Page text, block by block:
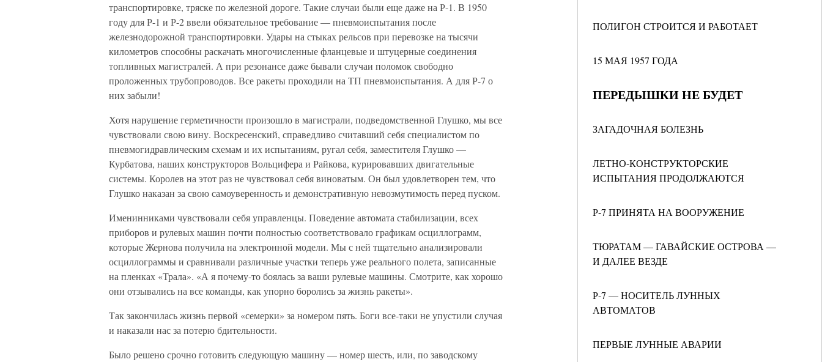
ПОЛИГОН СТРОИТСЯ И РАБОТАЕТ
15 МАЯ 1957 ГОДА
ПЕРЕДЫШКИ НЕ БУДЕТ
ЗАГАДОЧНАЯ БОЛЕЗНЬ
ЛЕТНО-КОНСТРУКТОРСКИЕ
ИСПЫТАНИЯ ПРОДОЛЖАЮТСЯ
Р-7 ПРИНЯТА НА ВООРУЖЕНИЕ
ТЮРАТАМ — ГАВАЙСКИЕ ОСТРОВА —
И ДАЛЕЕ ВЕЗДЕ
Р-7 — НОСИТЕЛЬ ЛУННЫХ
АВТОМАТОВ
ПЕРВЫЕ ЛУННЫЕ АВАРИИ
транспортировке, тряске по железной дороге. Такие случаи были еще даже на Р-1. В 1950
году для Р-1 и Р-2 ввели обязательное требование — пневмоиспытания после
железнодорожной транспортировки. Удары на стыках рельсов при перевозке на тысячи
километров способны раскачать многочисленные фланцевые и штуцерные соединения
топливных магистралей. А при резонансе даже бывали случаи поломок свободно
проложенных трубопроводов. Все ракеты проходили на ТП пневмоиспытания. А для Р-7 о
них забыли!
Хотя нарушение герметичности произошло в магистрали, подведомственной Глушко, мы все
чувствовали свою вину. Воскресенский, справедливо считавший себя специалистом по
пневмогидравлическим схемам и их испытаниям, ругал себя, заместителя Глушко —
Курбатова, наших конструкторов Вольцифера и Райкова, курировавших двигательные
системы. Королев на этот раз не чувствовал себя виноватым. Он был удовлетворен тем, что
Глушко наказан за свою самоуверенность и демонстративную невозмутимость перед пуском.
Именинниками чувствовали себя управленцы. Поведение автомата стабилизации, всех
приборов и рулевых машин почти полностью соответствовало графикам осциллограмм,
которые Жернова получила на электронной модели. Мы с ней тщательно анализировали
осциллограммы и сравнивали различные участки теперь уже реального полета, записанные
на пленках «Трала». «А я почему-то боялась за ваши рулевые машины. Смотрите, как хорошо
они отзывались на все команды, как упорно боролись за жизнь ракеты».
Так закончилась жизнь первой «семерки» за номером пять. Боги все-таки не упустили случая
и наказали нас за потерю бдительности.
Было решено срочно готовить следующую машину — номер шесть, или, по заводскому